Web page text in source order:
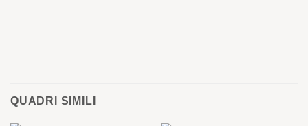
QUADRI SIMILI